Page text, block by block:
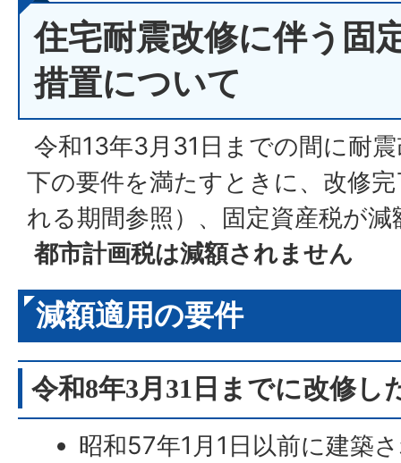
住宅耐震改修に伴う固
措置について
令和13年3月31日までの間に耐
下の要件を満たすときに、改修
れる期間参照）、固定資産税が
都市計画税は減額されません
減額適用の要件
令和8年3月31日までに改修し
昭和57年1月1日以前に建築